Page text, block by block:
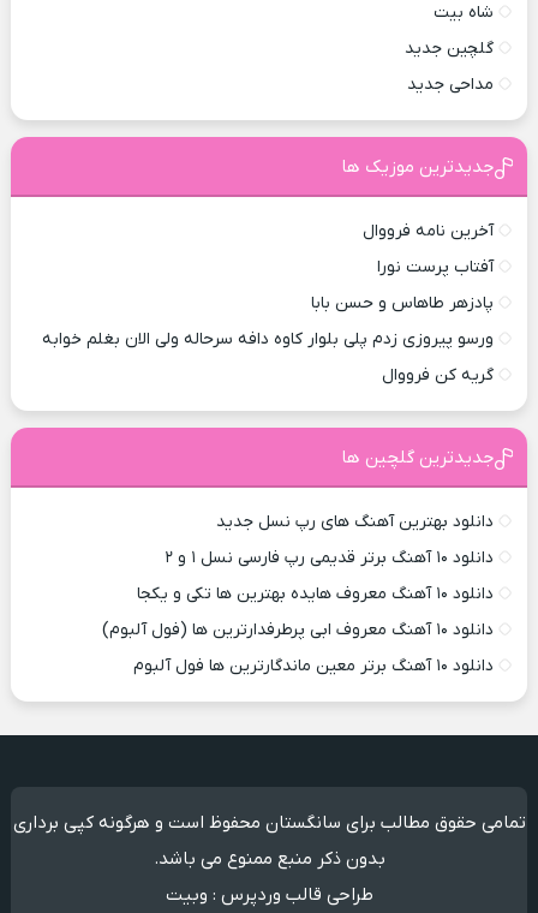
شاه بیت
گلچین جدید
مداحی جدید
جدیدترین موزیک ها
آخرین نامه فرووال
آفتاب پرست نورا
پادزهر طاهاس و حسن بابا
ورسو پیروزی زدم پلی بلوار کاوه دافه سرحاله ولی الان بغلم خوابه ‌
گریه کن فرووال
جدیدترین گلچین ها
دانلود بهترین آهنگ های رپ نسل جدید
دانلود ۱۰ آهنگ برتر قدیمی رپ فارسی نسل ۱ و ۲
دانلود ۱۰ آهنگ معروف هایده بهترین ها تکی و یکجا
دانلود ۱۰ آهنگ معروف ابی پرطرفدارترین ها (فول آلبوم)
دانلود ۱۰ آهنگ برتر معین ماندگارترین ها فول آلبوم
تمامی حقوق مطالب برای سانگستان محفوظ است و هرگونه کپی برداری
بدون ذکر منبع ممنوع می باشد.
طراحی قالب وردپرس : وبیت